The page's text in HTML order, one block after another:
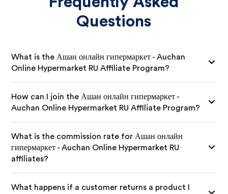
Questions
What is the Ашан онлайн гипермаркет - Auchan
Online Hypermarket RU Affiliate Program?
How can I join the Ашан онлайн гипермаркет -
Auchan Online Hypermarket RU Affiliate Program?
What is the commission rate for Ашан онлайн
гипермаркет - Auchan Online Hypermarket RU
affiliates?
What happens if a customer returns a product I